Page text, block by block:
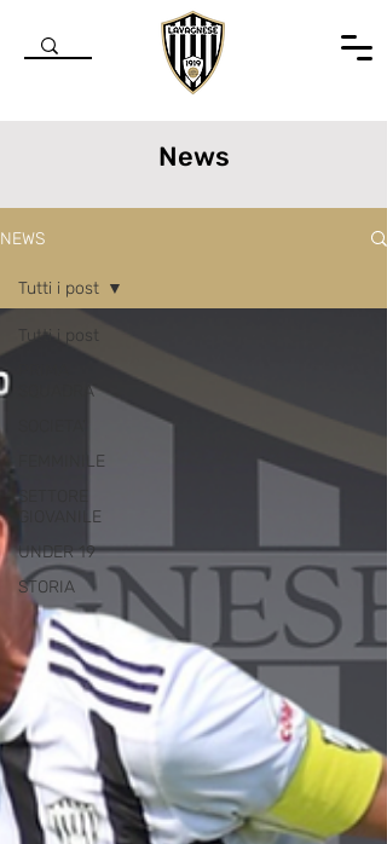
News
NEWS
Tutti i post
SQUADRA
FEMMINILE
SETTORE
GIOVANILE
UNDER 19
STORIA
Tutti i post